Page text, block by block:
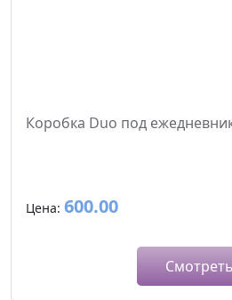
Коробка Duo под
Цена: 600.00
Смотреть